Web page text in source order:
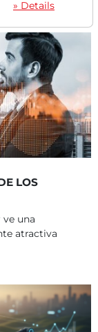
LOS
ve una
atractiva
» Details